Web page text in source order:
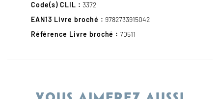
Code(s) CLIL : 3372
EAN13 Livre broché : 9782733915042
Référence Livre broché : 70511